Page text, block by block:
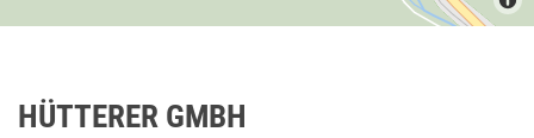
HÜTTERER GMBH